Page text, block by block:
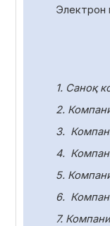
Электрон
1. Саноқ
2.
3.
4.
5.
6.
7.